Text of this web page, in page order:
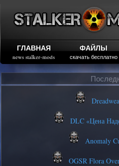
ГЛАВНАЯ
news stalker-mods
ФАЙЛЫ
скачать бесплатно
DLC «Цена
Anomaly
OGSR Flora